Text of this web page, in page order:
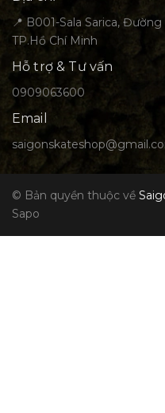
📍 B001-Sala Sarica,
TP.Hồ Chí Minh
Hỗ trợ & Tư vấn
0909063600
Email
© Bản quyền thuộc về
Sapo